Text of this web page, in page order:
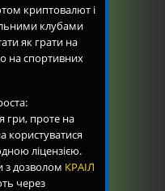
криптовалют і
клубами
як грати на
на спортивних
гри, проте на
ліцензією.
з дозволом КРАІЛ
через